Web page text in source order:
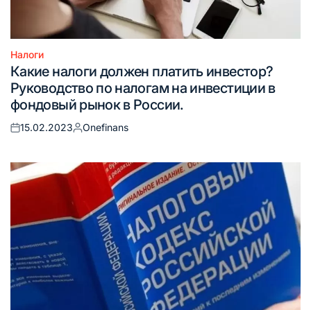
Опубликовано
в
Налоги
Какие налоги должен платить инвестор?
Руководство по налогам на инвестиции в
фондовый рынок в России.
Опубликовано
15.02.2023
Запись
Onefinans